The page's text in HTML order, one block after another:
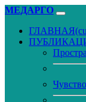
МЕДАРГО
ГЛАВНАЯ